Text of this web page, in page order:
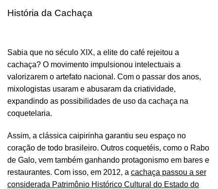
História da Cachaça
Sabia que no século XIX, a elite do café rejeitou a
cachaça? O movimento impulsionou intelectuais a
valorizarem o artefato nacional. Com o passar dos anos,
mixologistas usaram e abusaram da criatividade,
expandindo as possibilidades de uso da cachaça na
coquetelaria.
Assim, a clássica caipirinha garantiu seu espaço no
coração de todo brasileiro. Outros coquetéis, como o Rabo
de Galo, vem também ganhando protagonismo em bares e
restaurantes. Com isso, em 2012, a cachaça passou a ser
considerada Patrimônio Histórico Cultural do Estado do